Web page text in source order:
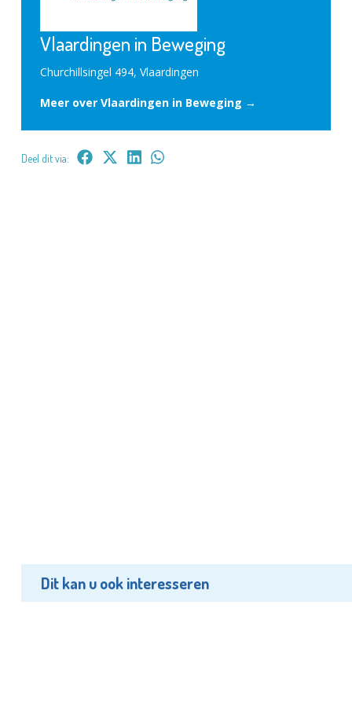
Vlaardingen in Beweging
Churchillsingel 494, Vlaardingen
Meer over Vlaardingen in Beweging →
Deel dit via:
Dit kan u ook interesseren